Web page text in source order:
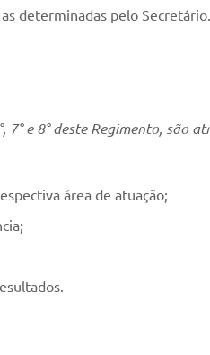
determinadas pelo Secretário.
e 8° deste Regimento, são
área de atuação;